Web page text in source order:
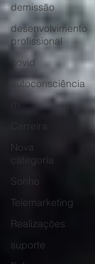
demissão
desenvolvimento
profissional
covid
autoconsciência
Carreira
Nova
categoria
Sonho
Telemarketing
Realizações
suporte